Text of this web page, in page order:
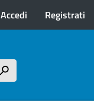
Menu profilo
Accedi Registrati
h